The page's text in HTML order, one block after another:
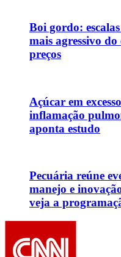
Boi gordo:
mais agressivo
preços
Açúcar em
inflamação
aponta estudo
Pecuária reúne
manejo e
veja a